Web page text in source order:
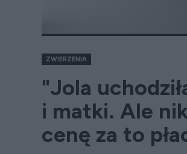
ZWIERZENIA
"Jola
i matki. Ale
cenę za to